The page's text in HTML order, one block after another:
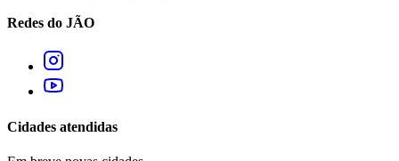
Redes do JÃO
Cidades atendidas